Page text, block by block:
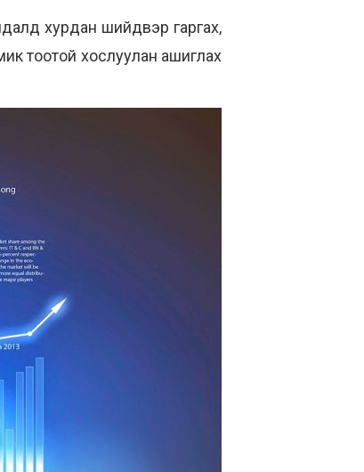
хурдан шийдвэр гаргах,
тоотой хослуулан ашиглах